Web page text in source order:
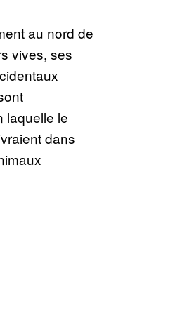
au nord de
vives, ses
laquelle le
dans